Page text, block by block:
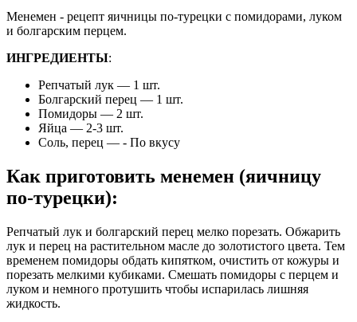
Менемен - рецепт яичницы по-турецки с помидорами, луком
и болгарским перцем.
ИНГРЕДИЕНТЫ:
Репчатый лук — 1 шт.
Болгарский перец — 1 шт.
Помидоры — 2 шт.
Яйца — 2-3 шт.
Соль, перец — - По вкусу
Как приготовить менемен (яичницу
по-турецки):
Репчатый лук и болгарский перец мелко порезать. Обжарить
лук и перец на растительном масле до золотистого цвета. Тем
временем помидоры обдать кипятком, очистить от кожуры и
порезать мелкими кубиками. Смешать помидоры с перцем и
луком и немного протушить чтобы испарилась лишняя
жидкость.